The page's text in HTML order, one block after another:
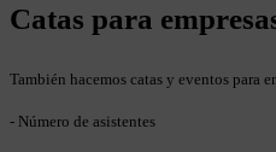
Catas para
También hacemos catas y eventos para
- Número de asistentes